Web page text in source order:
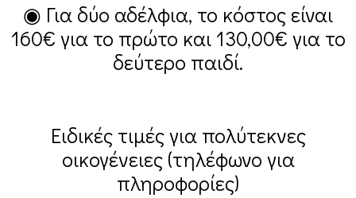
◉ Για δύο αδέλφια, το κόστος είναι
160€ για το πρώτο και 130,00€ για το
δεύτερο παιδί.
Ειδικές τιμές για πολύτεκνες
οικογένειες (τηλέφωνο για
πληροφορίες)